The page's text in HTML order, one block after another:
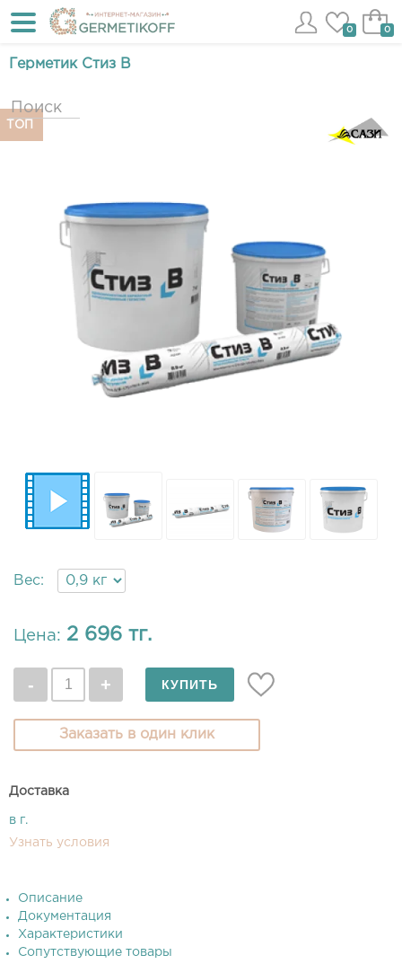
0 0
Герметик Стиз В
ТОП
Вес:
Цена: 2 696 тг.
Заказать в один клик
Доставка
в г.
Узнать условия
Описание
Документация
Характеристики
Сопутствующие товары